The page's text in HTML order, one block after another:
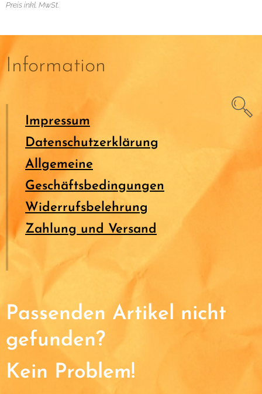
Preis inkl. MwSt.
Information
Impressum
Datenschutzerklärung
Allgemeine
Geschäftsbedingungen
Widerrufsbelehrung
Zahlung und Versand
Passenden Artikel nicht
gefunden?
Kein Problem!